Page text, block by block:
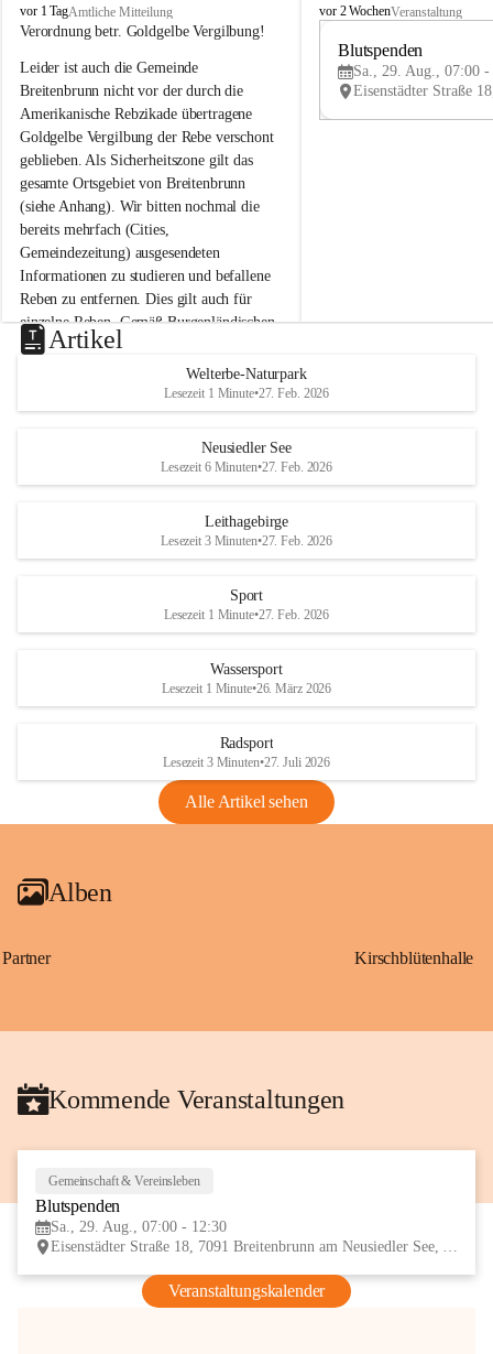
B
r
i
t
e
n
b
r
u
n
n
a
m
N
e
u
s
d
S
vor 1 TagAmtliche Mitteilung
Verordnung betr. Goldgelbe Vergilbung!
Leider ist auch die Gemeinde
Breitenbrunn nicht vor der durch die
Amerikanische Rebzikade übertragene
Goldgelbe Vergilbung der Rebe verschont
geblieben. Als Sicherheitszone gilt das
gesamte Ortsgebiet von Breitenbrunn
(siehe Anhang). Wir bitten nochmal die
bereits mehrfach (Cities,
Gemeindezeitung) ausgesendeten
Informationen zu studieren und befallene
Reben zu entfernen. Dies gilt auch für
einzelne Reben. Gemäß Burgenländischen
Weinbaugesetz sind nicht gepflegte oder
unzulässige Weingärten zu roden! Bitte
helfen wir zusammen um unsere Winzer
vor den prognostizierten Ernteausfällen
und den daraus folgenden wirtschaftlichen
Maßnahmen zur Bekämpfung
Rebe und der Amerikanischen
Anhang VBl. EU Nr. 18
1 Seite•1,4 MB
VBl. EU Nr. 18_2026
B
e
u
e
d
r
S
vor 2 WochenVeranstaltung
Blutspenden
Sa., 29. Aug., 07:00 -
Artikel
Welterbe-Naturpark
Lesezeit 1 Minute•27. Feb. 2026
Neusiedler See
Lesezeit 6 Minuten•27. Feb. 2026
Leithagebirge
Lesezeit 3 Minuten•27. Feb. 2026
Sport
Lesezeit 1 Minute•27. Feb. 2026
Wassersport
Lesezeit 1 Minute•26. März 2026
Radsport
Lesezeit 3 Minuten•27. Juli 2026
Alle Artikel sehen
Alben
Partner Kirschblütenhalle
Kommende Veranstaltungen
Gemeinschaft & Vereinsleben
Blutspenden
Sa., 29. Aug., 07:00 - 12:30
Eisenstädter Straße 18, 7091 Breitenbrunn am Neusiedler See, AUT
Veranstaltungskalender